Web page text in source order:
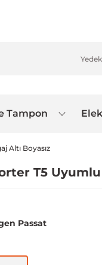
Tampon
Altı Boyasız
T5 Uyumlu
Passat